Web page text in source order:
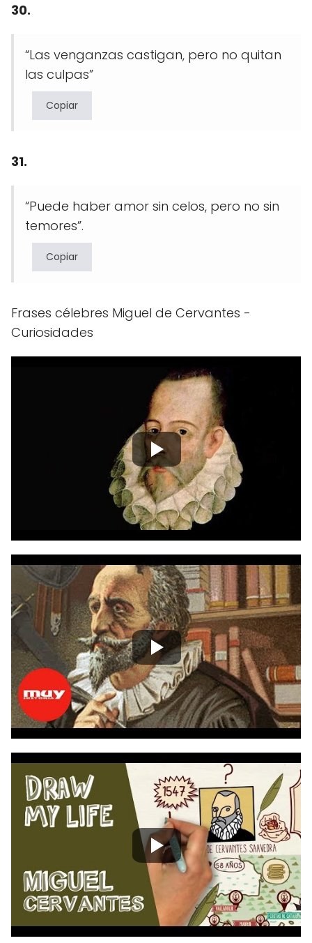
30.
“Las venganzas castigan, pero no quitan
las culpas”
Copiar
31.
“Puede haber amor sin celos, pero no sin
temores”.
Copiar
Frases célebres Miguel de Cervantes -
Curiosidades